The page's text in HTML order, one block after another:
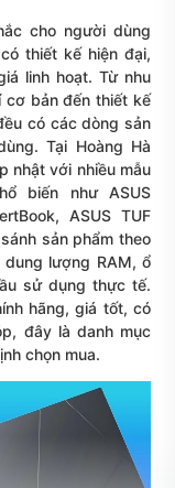
cho người dùng
có thiết kế hiện đại,
linh hoạt. Từ nhu
cơ bản đến thiết kế
có các dòng sản
Tại Hoàng Hà
nhật với nhiều mẫu
biến như ASUS
ASUS TUF
sản phẩm theo
lượng RAM, ổ
sử dụng thực tế.
hãng, giá tốt, có
đây là danh mục
chọn mua.